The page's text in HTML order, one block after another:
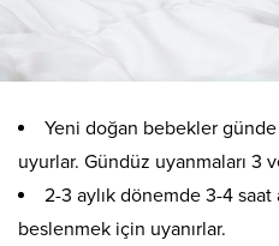
Yeni doğan bebekler günde
uyurlar. Gündüz uyanmaları 3
2-3 aylık dönemde 3-4 saat
beslenmek için uyanırlar.